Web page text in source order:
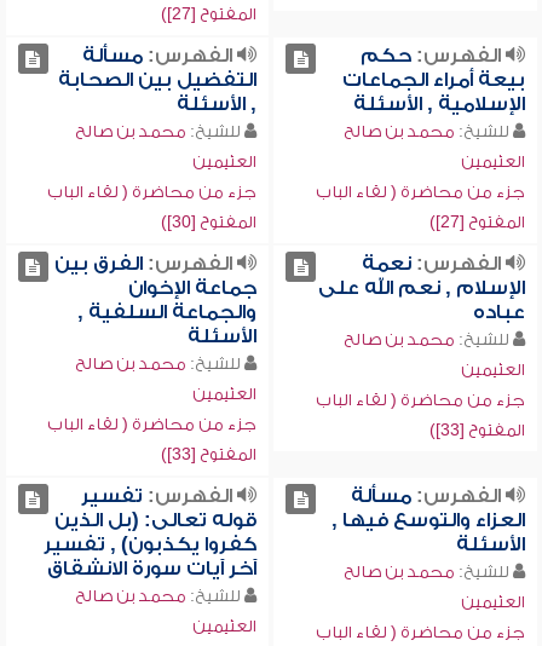
المفتوح [27])
الفهرس:حكم
بيعة أمراء الجماعات
الإسلامية , الأسئلة
للشيخ: محمد بن صالح
العثيمين
جزء من محاضرة ( لقاء الباب
المفتوح [27])
الفهرس:مسألة
التفضيل بين الصحابة
, الأسئلة
للشيخ: محمد بن صالح
العثيمين
جزء من محاضرة ( لقاء الباب
المفتوح [30])
الفهرس:نعمة
الإسلام , نعم الله على
عباده
للشيخ: محمد بن صالح
العثيمين
جزء من محاضرة ( لقاء الباب
المفتوح [33])
الفهرس:الفرق بين
جماعة الإخوان
والجماعة السلفية ,
الأسئلة
للشيخ: محمد بن صالح
العثيمين
جزء من محاضرة ( لقاء الباب
المفتوح [33])
الفهرس:مسألة
العزاء والتوسع فيها ,
الأسئلة
للشيخ: محمد بن صالح
العثيمين
جزء من محاضرة ( لقاء الباب
الفهرس: تفسير
قوله تعالى: (بل الذين
كفروا يكذبون) , تفسير
آخر آيات سورة الانشقاق
للشيخ: محمد بن صالح
العثيمين